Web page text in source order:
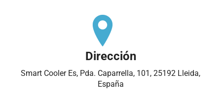
Dirección
Smart Cooler Es, Pda. Caparrella, 101, 25192 Lleida,
España